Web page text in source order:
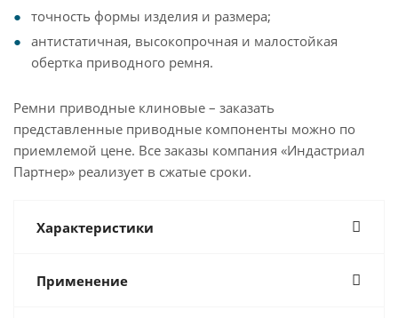
точность формы изделия и размера;
антистатичная, высокопрочная и малостойкая
обертка приводного ремня.
Ремни приводные клиновые – заказать
представленные приводные компоненты можно по
приемлемой цене. Все заказы компания «Индастриал
Партнер» реализует в сжатые сроки.
Характеристики
Применение